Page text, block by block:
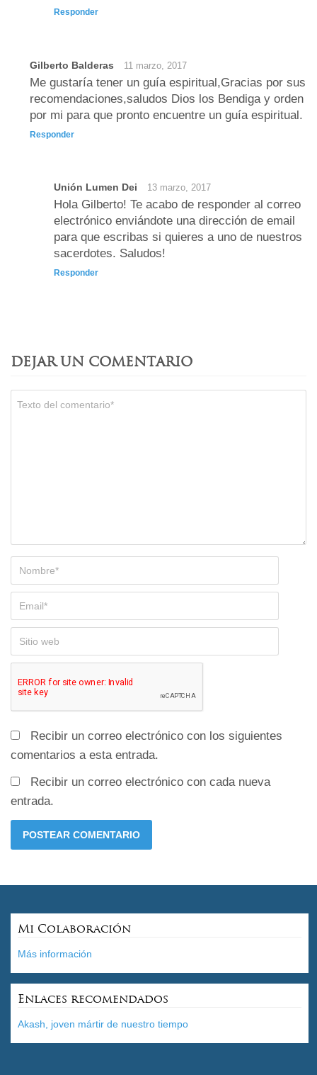
Responder
Gilberto Balderas 11 marzo, 2017
Me gustaría tener un guía espiritual,Gracias por sus
recomendaciones,saludos Dios los Bendiga y orden
por mi para que pronto encuentre un guía espiritual.
Responder
Unión Lumen Dei 13 marzo, 2017
Hola Gilberto! Te acabo de responder al correo
electrónico enviándote una dirección de email
para que escribas si quieres a uno de nuestros
sacerdotes. Saludos!
Responder
DEJAR UN COMENTARIO
Recibir un correo electrónico con los siguientes
comentarios a esta entrada.
Recibir un correo electrónico con cada nueva
entrada.
Mi Colaboración
Más información
Enlaces recomendados
Akash, joven mártir de nuestro tiempo